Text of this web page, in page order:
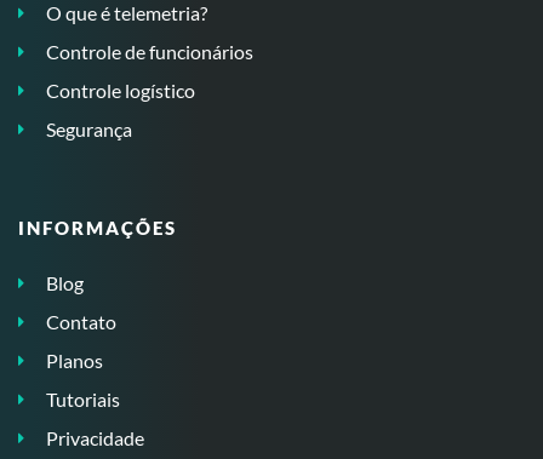
O que é telemetria?
Controle de funcionários
Controle logístico
Segurança
INFORMAÇÕES
Blog
Contato
Planos
Tutoriais
Privacidade